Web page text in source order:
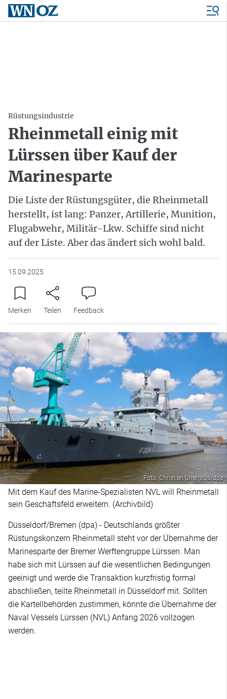
Rüstungsindustrie
Rheinmetall einig mit
Lürssen über Kauf der
Marinesparte
Die Liste der Rüstungsgüter, die Rheinmetall
herstellt, ist lang: Panzer, Artillerie, Munition,
Flugabwehr, Militär-Lkw. Schiffe sind nicht
auf der Liste. Aber das ändert sich wohl bald.
15.09.2025
Merken Teilen Feedback
Foto: Christian Charisius/dpa
Mit dem Kauf des Marine-Spezialisten NVL will Rheinmetall
sein Geschäftsfeld erweitern. (Archivbild)
Düsseldorf/Bremen (dpa) - Deutschlands größter
Rüstungskonzern Rheinmetall steht vor der Übernahme der
Marinesparte der Bremer Werftengruppe Lürssen. Man
habe sich mit Lürssen auf die wesentlichen Bedingungen
geeinigt und werde die Transaktion kurzfristig formal
abschließen, teilte Rheinmetall in Düsseldorf mit. Sollten
die Kartellbehörden zustimmen, könnte die Übernahme der
Naval Vessels Lürssen (NVL) Anfang 2026 vollzogen
werden.